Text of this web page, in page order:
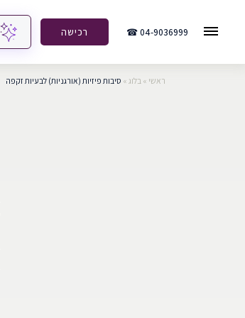
04-9036999 ☎ רכישה
ראשי » בלוג » סיבות פיזיות (אורגניות) לבעיות זקפה